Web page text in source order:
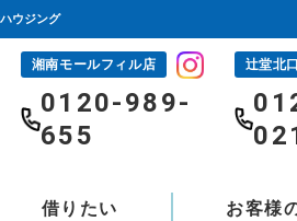
ウジング
湘南モールフィル店
0120-989-
655
辻堂北
借りたい お客様